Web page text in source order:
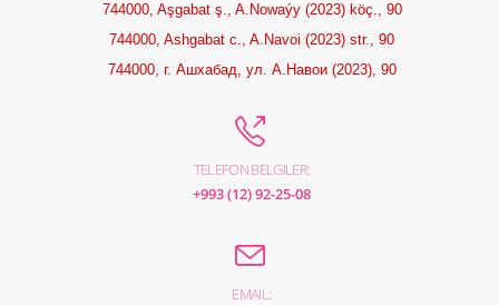
744000, Aşgabat ş., A.Nowaýy (2023) köç., 90
744000, Ashgabat c., A.Navoi (2023) str., 90
744000, г. Ашхабад, ул. А.Навои (2023), 90
TELEFON BELGILER:
+993 (12) 92-25-08
EMAIL: